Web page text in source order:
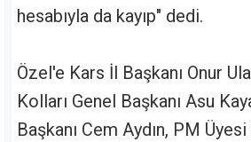
hesabıyla da kayıp" dedi.
Özel'e Kars İl Başkanı Onur
Kolları Genel Başkanı Asu
Başkanı Cem Aydın, PM